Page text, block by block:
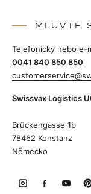
MLUVTE
Telefonicky nebo e-
0041 840 850 850
Swissvax Logistics
Brückengasse 1b
78462 Konstanz
Německo